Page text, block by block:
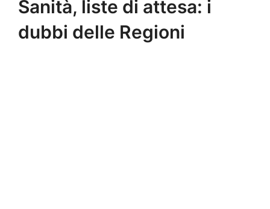
Sanità, liste di attesa: i
dubbi delle Regioni